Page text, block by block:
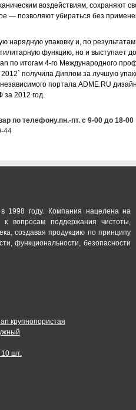
воздействиям, сохраняют
— позволяют убираться без
нарядную упаковку и, по
функцию, но и выступает
по итогам 4-го Международного
получила Диплом за лучшую
портала ADME.RU
за 2012 год.
по телефону.пн.-пт. с 9-00 до 18-00
44
1998 году. Компания нацелена на
вопросам поддержания чистоты,
создавая продукцию по принципу
функциональности, безопасности
крупнопористая
шт.